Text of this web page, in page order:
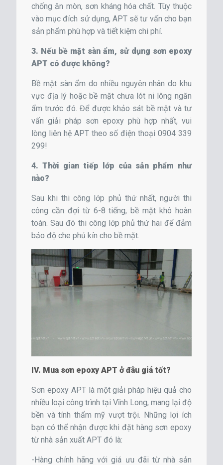
chống ăn mòn, sơn kháng hóa chất. Tùy thuộc
vào mục đích sử dụng, APT sẽ tư vấn cho bạn
sản phẩm phù hợp và tiết kiệm chi phí.
3. Nếu bề mặt sàn ẩm, sử dụng sơn epoxy
APT có được không?
Bề mặt sàn ẩm do nhiều nguyên nhân do khu
vực địa lý hoặc bề mặt chưa lót ni lông ngăn
ẩm trước đó. Để được khảo sát bề mặt và tư
vấn giải pháp sơn epoxy phù hợp nhất, vui
lòng liên hệ APT theo số điện thoại 0904 339
299!
4. Thời gian tiếp lớp của sản phẩm như
nào?
Sau khi thi công lớp phủ thứ nhất, người thi
công cần đợi từ 6-8 tiếng, bề mặt khô hoàn
toàn. Sau đó thi công lớp phủ thứ hai để đảm
bảo độ che phủ kín cho bề mặt.
IV. Mua sơn epoxy APT ở đâu giá tốt?
Sơn epoxy APT là một giải pháp hiệu quả cho
nhiều loại công trình tại Vĩnh Long, mang lại độ
bền và tính thẩm mỹ vượt trội. Những lợi ích
bạn có thể nhận được khi đặt hàng sơn epoxy
từ nhà sản xuất APT đó là:
-Hàng chính hãng với giá ưu đãi từ nhà sản